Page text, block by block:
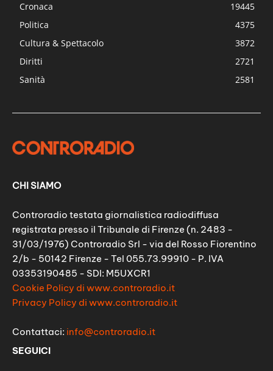
Cronaca
19445
Politica
4375
Cultura & Spettacolo
3872
Diritti
2721
Sanità
2581
CHI SIAMO
Controradio testata giornalistica radiodiffusa
registrata presso il Tribunale di Firenze (n. 2483 -
31/03/1976) Controradio Srl - via del Rosso Fiorentino
2/b - 50142 Firenze - Tel 055.73.99910 - P. IVA
03353190485 - SDI: M5UXCR1
Cookie Policy di www.controradio.it
Privacy Policy di www.controradio.it
Contattaci: info@controradio.it
SEGUICI